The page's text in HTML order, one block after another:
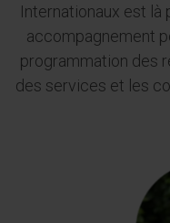
Internationaux est là
accompagnement
programmation des
des services et les